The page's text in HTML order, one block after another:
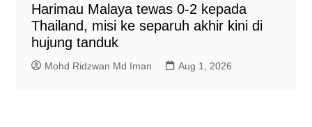
Harimau Malaya tewas 0-2 kepada
Thailand, misi ke separuh akhir kini di
hujung tanduk
Mohd Ridzwan Md Iman Aug 1, 2026